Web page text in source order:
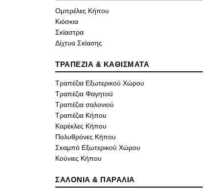
Ομπρέλες Κήπου
Κιόσκια
Σκίαστρα
Δίχτυα Σκίασης
ΤΡΑΠΕΖΙΑ & ΚΑΘΙΣΜΑΤΑ
Τραπέζια Εξωτερικού Χώρου
Τραπέζια Φαγητού
Τραπέζια σαλονιού
Τραπέζια Κήπου
Καρέκλες Κήπου
Πολυθρόνες Κήπου
Σκαμπό Εξωτερικού Χώρου
Κούνιες Κήπου
ΣΑΛΟΝΙΑ & ΠΑΡΑΛΙΑ